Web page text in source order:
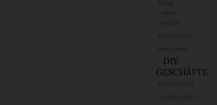
Regal
Heimwerken
DIY
GESCHÄFTE
Bastelbedarf
Stoffgeschäfte